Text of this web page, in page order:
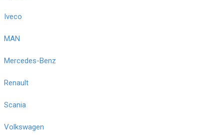
Iveco
MAN
Mercedes-Benz
Renault
Scania
Volkswagen